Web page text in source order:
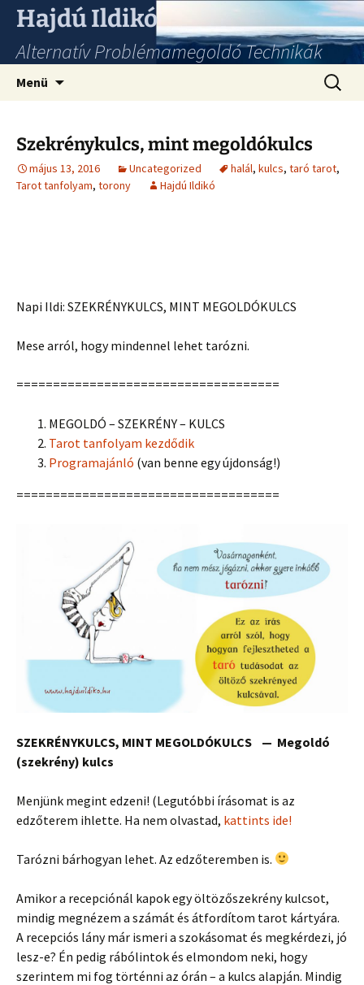
Hajdú Ildikó
Alternatív Problémamegoldó Technikák
Menü
Szekrénykulcs, mint megoldókulcs
május 13, 2016 Uncategorized halál, kulcs, taró tarot,
Tarot tanfolyam, torony Hajdú Ildikó
Napi Ildi: SZEKRÉNYKULCS, MINT MEGOLDÓKULCS
Mese arról, hogy mindennel lehet tarózni.
====================================
MEGOLDÓ – SZEKRÉNY – KULCS
Tarot tanfolyam kezdődik
Programajánló (van benne egy újdonság!)
====================================
SZEKRÉNYKULCS, MINT MEGOLDÓKULCS — Megoldó
(szekrény) kulcs
Menjünk megint edzeni! (Legutóbbi írásomat is az
edzőterem ihlette. Ha nem olvastad, kattints ide!
Tarózni bárhogyan lehet. Az edzőteremben is.
Amikor a recepciónál kapok egy öltözőszekrény kulcsot,
mindig megnézem a számát és átfordítom tarot kártyára.
A recepciós lány már ismeri a szokásomat és megkérdezi, jó
lesz-e? Én pedig rábólintok és elmondom neki, hogy
szerintem mi fog történni az órán – a kulcs alapján. Mindig